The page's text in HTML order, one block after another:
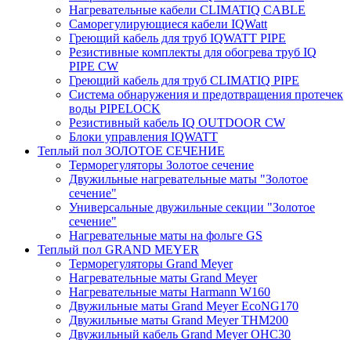
Нагревательные кабели CLIMATIQ CABLE
Саморегулирующиеся кабели IQWatt
Греющий кабель для труб IQWATT PIPE
Резистивные комплекты для обогрева труб IQ
PIPE CW
Греющий кабель для труб CLIMATIQ PIPE
Система обнаружения и предотвращения протечек
воды PIPELOCK
Резистивный кабель IQ OUTDOOR CW
Блоки управления IQWATT
Теплый пол ЗОЛОТОЕ СЕЧЕНИЕ
Терморегуляторы Золотое сечение
Двужильные нагревательные маты "Золотое
сечение"
Универсальные двужильные секции "Золотое
сечение"
Нагревательные маты на фольге GS
Теплый пол GRAND MEYER
Терморегуляторы Grand Meyer
Нагревательные маты Grand Meyer
Нагревательные маты Harmann W160
Двужильные маты Grand Meyer EcoNG170
Двужильные маты Grand Meyer THM200
Двужильный кабель Grand Meyer OHC30